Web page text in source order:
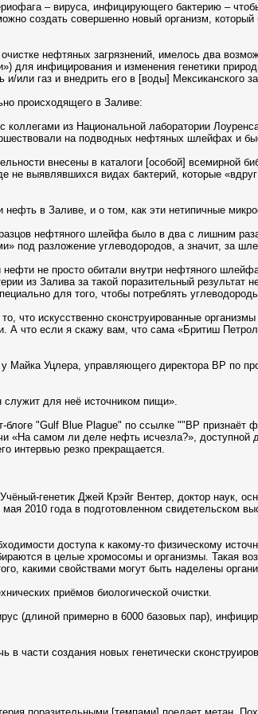
– вируса, инфицирующего бактерию –
создать совершенно новый организм,
нефтяных загрязнений, имелось два
для инфицирования и изменения генетики
или газ и внедрить его в [воды] Мексиканского
происходящего в Заливе:
из Национальной лаборатории
на подводных нефтяных шлейфах и
внесены в каталоги [особой] всемирной
не выявлявшихся видах бактерий, которые
в Заливе, и о том, как эти нетипичные
нефтяного шлейфа было в два с лишним
под разложение углеводородов, а значит, за
не просто обитали внутри нефтяного
из Залива за такой поразительный результат
для того, чтобы потреблять
искусственно сконструированные
А что если я скажу вам, что сама «Бритиш
Майка Уцлера, управляющего директора ВР по
служит для неё источником пищи».
"Gulf Blue Plague" по ссылке ""ВР признаёт
самом ли деле нефть исчезла?», доступной
интервью резко прекращается.
генетик Джей Крэйг Вентер, доктор наук,
2010 года в подготовленном свидетельском
доступа к какому-то физическому
в целые хромосомы и организмы. Такая
какими свойствами могут быть наделены
приёмов биологической очистки.
(длиной примерно в 6000 базовых пар),
создания новых генетически